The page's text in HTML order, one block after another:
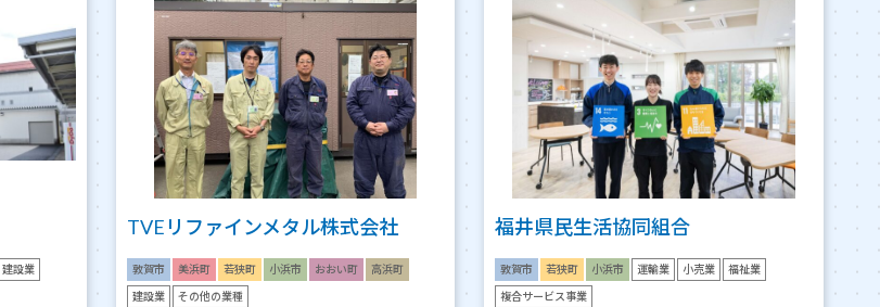
建設業
TVEリファインメタル株式会社
敦賀市 美浜町 若狭町 小浜市 おおい町 高浜町
建設業 その他の業種
福井県民生活協同組合
敦賀市 若狭町 小浜市 運輸業 小売業 福祉業
複合サービス事業